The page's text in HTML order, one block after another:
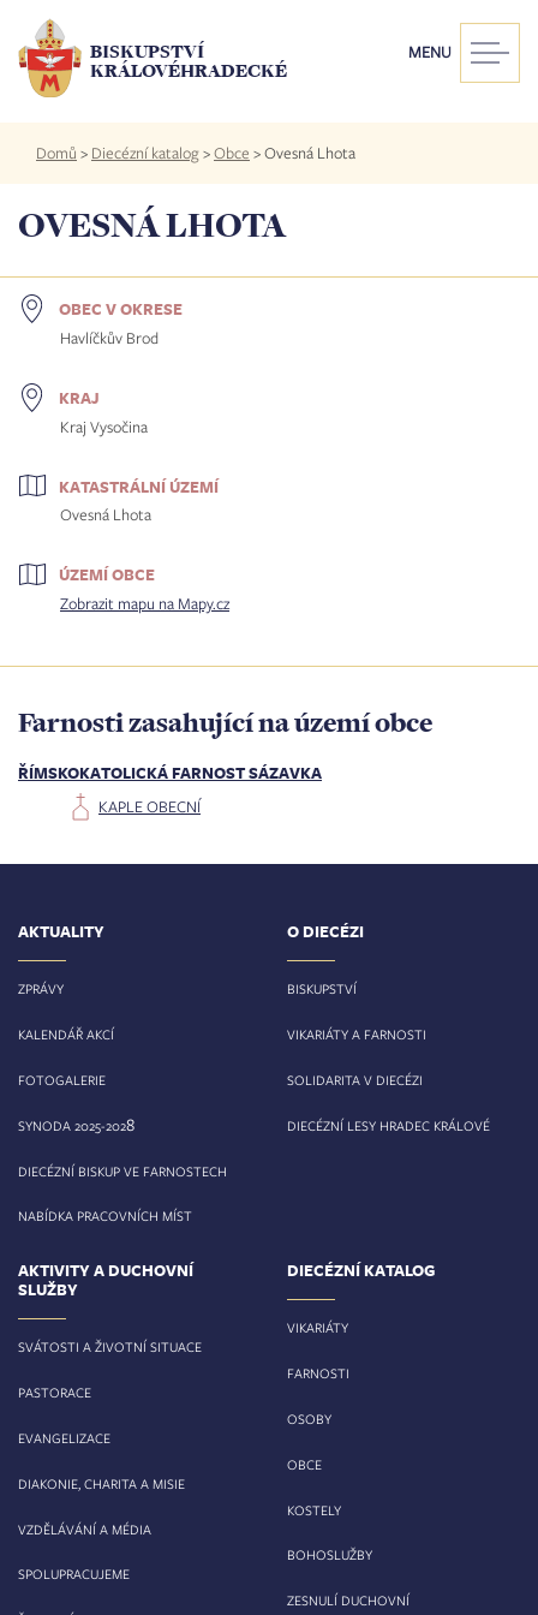
hlavnímu
obsahu
BISKUPSTVÍ
KRÁLOVÉHRADECKÉ
MENU
Drobečková
navigace
Domů > Diecézní katalog>Obce >Ovesná Lhota
OVESNÁ LHOTA
OBEC V OKRESE
Havlíčkův Brod
KRAJ
Kraj Vysočina
KATASTRÁLNÍ ÚZEMÍ
Ovesná Lhota
ÚZEMÍ OBCE
Zobrazit mapu na Mapy.cz
Farnosti zasahující na území obce
ŘÍMSKOKATOLICKÁ FARNOST SÁZAVKA
KAPLE OBECNÍ
AKTUALITY
ZPRÁVY
KALENDÁŘ AKCÍ
FOTOGALERIE
SYNODA 2025-2028
DIECÉZNÍ BISKUP VE FARNOSTECH
NABÍDKA PRACOVNÍCH MÍST
O DIECÉZI
BISKUPSTVÍ
VIKARIÁTY A FARNOSTI
SOLIDARITA V DIECÉZI
DIECÉZNÍ LESY HRADEC KRÁLOVÉ
AKTIVITY A DUCHOVNÍ
SLUŽBY
SVÁTOSTI A ŽIVOTNÍ SITUACE
PASTORACE
EVANGELIZACE
DIAKONIE, CHARITA A MISIE
VZDĚLÁVÁNÍ A MÉDIA
SPOLUPRACUJEME
DIECÉZNÍ KATALOG
VIKARIÁTY
FARNOSTI
OSOBY
OBCE
KOSTELY
BOHOSLUŽBY
ZESNULÍ DUCHOVNÍ